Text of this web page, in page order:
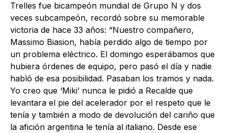
Trelles fue bicampeón mundial de Grupo N y dos
veces subcampeón, recordó sobre su memorable
victoria de hace 33 años: “Nuestro compañero,
Massimo Biasion, había perdido algo de tiempo por
un problema eléctrico. El domingo esperábamos que
hubiera órdenes de equipo, pero pasó el día y nadie
habló de esa posibilidad. Pasaban los tramos y nada.
Yo creo que ‘Miki’ nunca le pidió a Recalde que
levantara el pie del acelerador por el respeto que le
tenía y también a modo de devolución del cariño que
la afición argentina le tenía al italiano. Desde ese